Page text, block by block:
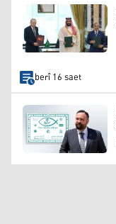
berî 16 saet